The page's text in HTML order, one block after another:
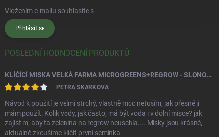
Vložením e-mailu souhlasíte s
Přihlásit se
POSLEDNÍ HODNOCENÍ PRODUKTŮ
KLÍČÍCÍ MISKA VELKÁ FARMA MICROGREENS+REGROW - SLONOVÁ KOST
PETRA ŠKARKOVÁ
Návod k použití je velmi strohý, vlastně moc netuším, jak přesně ji
mám použít. Kolik vody, jak často, má být voda i v dolní misce? jak
zajistím, aby ta zelenina na regrow neuschla.... Misky jsou krásné,
aktuálně zkoušíme klíčit první semínka